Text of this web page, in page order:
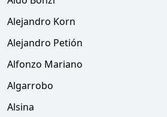
Alejandro Korn
Alejandro Petión
Alfonzo Mariano
Algarrobo
Alsina